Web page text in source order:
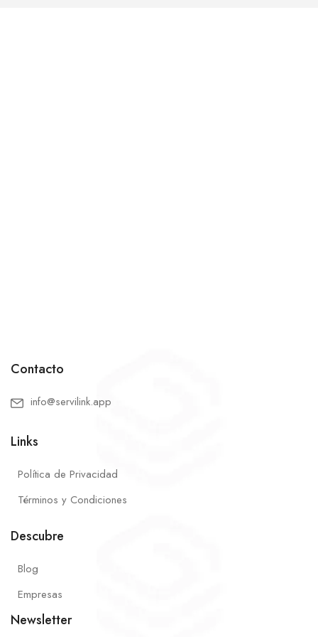
Contacto
info@servilink.app
Links
Política de Privacidad
Términos y Condiciones
Descubre
Blog
Empresas
Newsletter